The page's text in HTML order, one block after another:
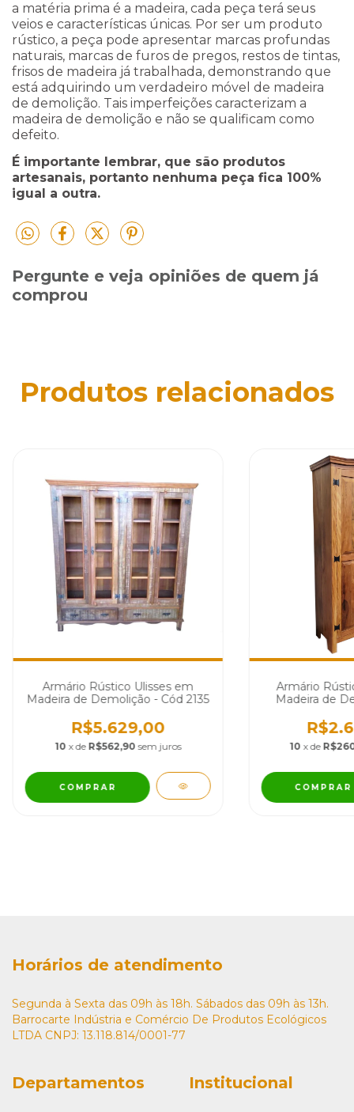
a matéria prima é a madeira, cada peça terá seus
veios e características únicas. Por ser um produto
rústico, a peça pode apresentar marcas profundas
naturais, marcas de furos de pregos, restos de tintas,
frisos de madeira já trabalhada, demonstrando que
está adquirindo um verdadeiro móvel de madeira
de demolição. Tais imperfeições caracterizam a
madeira de demolição e não se qualificam como
defeito.
É importante lembrar, que são produtos
artesanais, portanto nenhuma peça fica 100%
igual a outra.
Pergunte e veja opiniões de quem já
comprou
Produtos relacionados
Armário Rústico Ulisses em
Madeira de Demolição - Cód 2135
R$5.629,00
10 x de R$562,90 sem juros
COMPRAR
Armário
Madeira de
10 x de
COMPRAR
Horários de atendimento
Segunda à Sexta das 09h às 18h. Sábados das 09h às 13h.
Barrocarte Indústria e Comércio De Produtos Ecológicos
LTDA CNPJ: 13.118.814/0001-77
Departamentos Institucional